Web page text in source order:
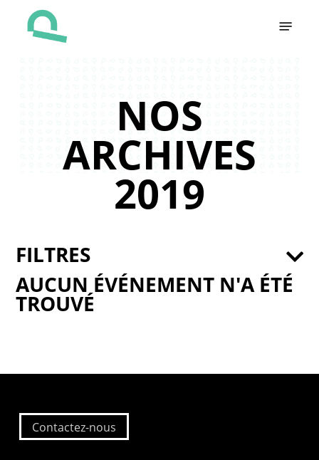
NOS
ARCHIVES
2019
AUCUN ÉVÉNEMENT N'A ÉTÉ
TROUVÉ
FILTRES
Contactez-nous